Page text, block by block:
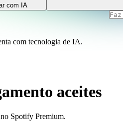
com IA
com tecnologia de IA.
aceites
Spotify Premium.